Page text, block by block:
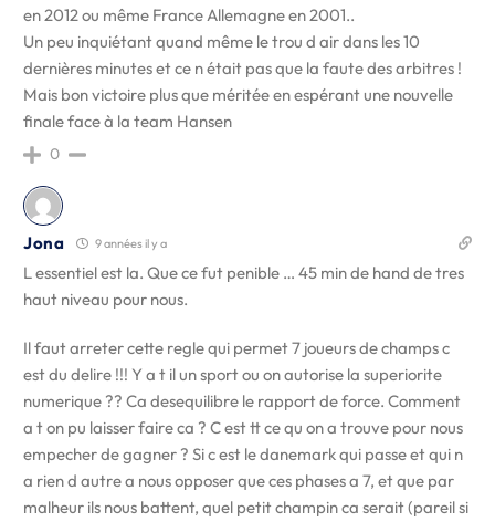
en 2012 ou même France Allemagne en 2001..
Un peu inquiétant quand même le trou d air dans les 10
dernières minutes et ce n était pas que la faute des arbitres !
Mais bon victoire plus que méritée en espérant une nouvelle
finale face à la team Hansen
0
Jona 9 années il y a
L essentiel est la. Que ce fut penible … 45 min de hand de tres
haut niveau pour nous.
Il faut arreter cette regle qui permet 7 joueurs de champs c
est du delire !!! Y a t il un sport ou on autorise la superiorite
numerique ?? Ca desequilibre le rapport de force. Comment
a t on pu laisser faire ca ? C est tt ce qu on a trouve pour nous
empecher de gagner ? Si c est le danemark qui passe et qui n
a rien d autre a nous opposer que ces phases a 7, et que par
malheur ils nous battent, quel petit champin ca serait (pareil si